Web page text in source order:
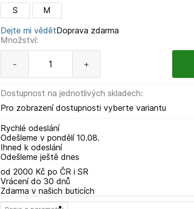
S
M
Dejte mi vědět
Množství:
- +
Dostupnost na jednotlivých skladech:
Pro zobrazení dostupnosti vyberte variantu
Rychlé odeslání
Odešleme v pondělí10.08.
Ihned k odeslání
Odešleme ještě dnes
Doprava zdarma
od 2000 Kč po ČR i SR
Vrácení do 30 dnů
Zdarma v našich buticích